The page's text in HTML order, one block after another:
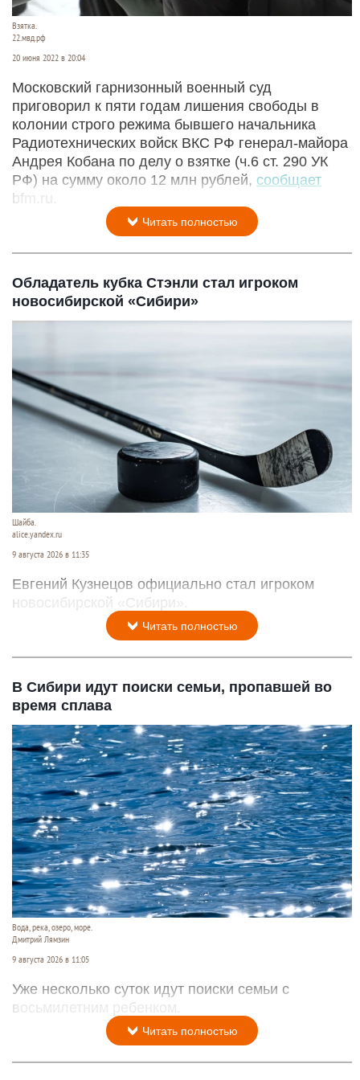
Взятка.
22.мвд.рф
20 июня 2022 в 20:04
Московский гарнизонный военный суд
приговорил к пяти годам лишения свободы в
колонии строго режима бывшего начальника
Радиотехнических войск ВКС РФ генерал-майора
Андрея Кобана по делу о взятке (ч.6 ст. 290 УК
РФ) на сумму около 12 млн рублей, сообщает
bfm.ru.
Читать полностью
Обладатель кубка Стэнли стал игроком
новосибирской «Сибири»
Шайба.
alice.yandex.ru
9 августа 2026 в 11:35
Евгений Кузнецов официально стал игроком
новосибирской «Сибири».
Читать полностью
В Сибири идут поиски семьи, пропавшей во
время сплава
Вода, река, озеро, море.
Дмитрий Лямзин
9 августа 2026 в 11:05
Уже несколько суток идут поиски семьи с
восьмилетним ребенком.
Читать полностью